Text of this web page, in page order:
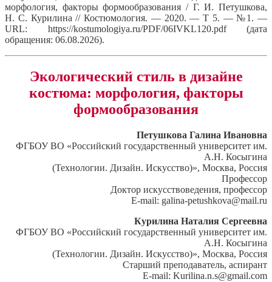
морфология, факторы формообразования / Г. И. Петушкова,
Н. С. Курилина // Костюмология. — 2020. — Т 5. — №1. —
URL: https://kostumologiya.ru/PDF/06IVKL120.pdf (дата
обращения: 06.08.2026).
Экологический стиль в дизайне
костюма: морфология, факторы
формообразования
Петушкова Галина Ивановна
ФГБОУ ВО «Российский государственный университет им.
А.Н. Косыгина
(Технологии. Дизайн. Искусство)», Москва, Россия
Профессор
Доктор искусствоведения, профессор
E-mail: galina-petushkova@mail.ru
Курилина Наталия Сергеевна
ФГБОУ ВО «Российский государственный университет им.
А.Н. Косыгина
(Технологии. Дизайн. Искусство)», Москва, Россия
Старший преподаватель, аспирант
E-mail: Kurilina.n.s@gmail.com